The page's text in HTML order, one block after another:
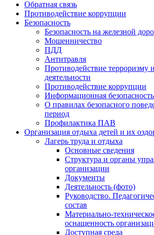
Обратная связь
Противодействие коррупции
Безопасность
Безопасность на железной
Мошенничество
ПДД
Антитравля
Противодействие терроризму
деятельности
Противодействие коррупции
Информационная безопасность
О правилах безопасного
период
Профилактика ПАВ
Организация отдыха детей и их
Лагерь труда и отдыха
Основные сведения
Структура и органы
организации
Документы
Деятельность (фото)
Руководство.
состав
Материально-
оснащенность
Доступная среда